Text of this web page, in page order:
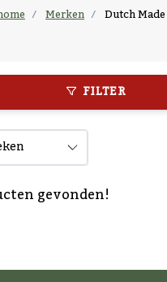
Merken Dutch Made
FILTER
gevonden!